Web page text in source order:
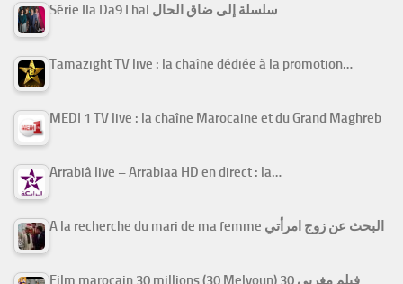
Série Ila Da9 Lhal سلسلة إلى ضاق الحال
Tamazight TV live : la chaîne dédiée à la promotion…
MEDI 1 TV live : la chaîne Marocaine et du Grand Maghreb
Arrabiâ live – Arrabiaa HD en direct : la…
A la recherche du mari de ma femme البحث عن زوج امرأتي
Film marocain 30 millions (30 Melyoun) فيلم مغربي 30